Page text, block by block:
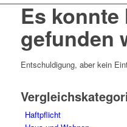
Es
gefunden
Entschuldigung, aber kein
Haftpflicht